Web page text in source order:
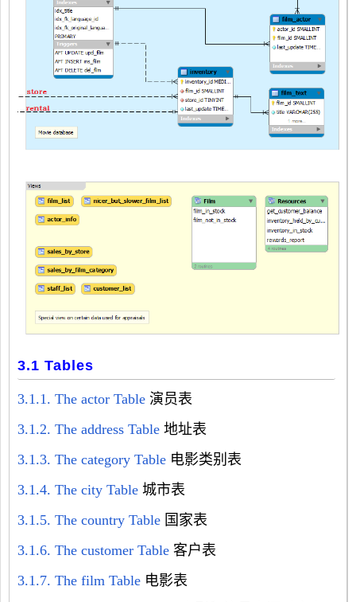
3.1 Tables
3.1.1. The actor Table 演员表
3.1.2. The address Table 地址表
3.1.3. The category Table 电影类别表
3.1.4. The city Table 城市表
3.1.5. The country Table 国家表
3.1.6. The customer Table 客户表
3.1.7. The film Table 电影表